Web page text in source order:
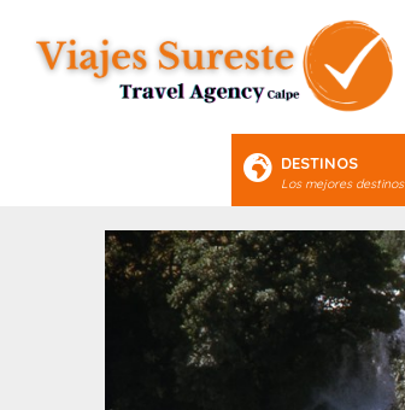
DESTINOS
Los mejores destinos